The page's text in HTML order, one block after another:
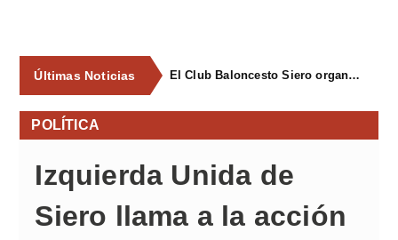
Últimas Noticias El Club Baloncesto Siero organizará su primer campus para niños del 1 al 4 de septiembre en Pola de Siero
POLÍTICA
Izquierda Unida de
Siero llama a la acción